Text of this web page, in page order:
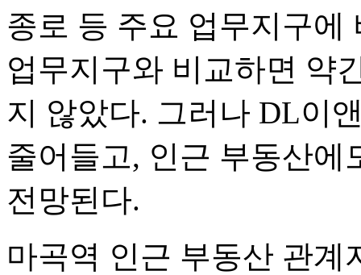
종로 등 주요 업무지구에
업무지구와 비교하면 약
지 않았다. 그러나 DL이
줄어들고, 인근 부동산에
전망된다.
마곡역 인근 부동산 관